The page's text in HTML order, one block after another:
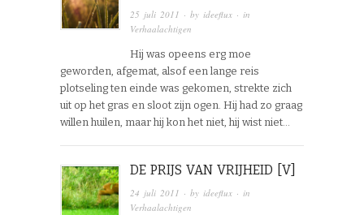
25 juli 2011 · by ideeflux · in
Verhaalachtigen
Hij was opeens erg moe
geworden, afgemat, alsof een lange reis
plotseling ten einde was gekomen, strekte zich
uit op het gras en sloot zijn ogen. Hij had zo graag
willen huilen, maar hij kon het niet, hij wist niet…
DE PRIJS VAN VRIJHEID [V]
24 juli 2011 · byideeflux · in
Verhaalachtigen